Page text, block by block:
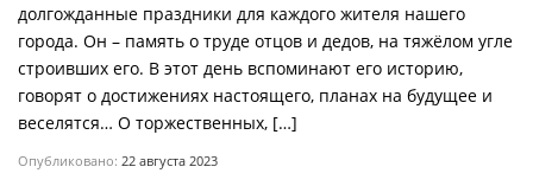
долгожданные праздники для каждого жителя нашего
города. Он – память о труде отцов и дедов, на тяжёлом угле
строивших его. В этот день вспоминают его историю,
говорят о достижениях настоящего, планах на будущее и
веселятся… О торжественных, […]
Опубликовано: 22 августа 2023